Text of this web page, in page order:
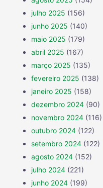
julho 2025 (156)
junho 2025 (140)
maio 2025 (179)
abril 2025 (167)
março 2025 (135)
fevereiro 2025 (138)
janeiro 2025 (158)
dezembro 2024 (90)
novembro 2024 (116)
outubro 2024 (122)
setembro 2024 (122)
agosto 2024 (152)
julho 2024 (221)
junho 2024 (199)